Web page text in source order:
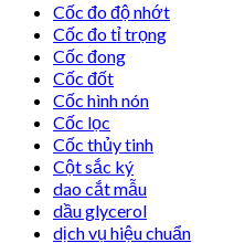
Cốc đo độ nhớt
Cốc đo tỉ trọng
Cốc đong
Cốc đốt
Cốc hình nón
Cốc lọc
Cốc thủy tinh
Cột sắc ký
dao cắt mẫu
dầu glycerol
dịch vụ hiệu chuẩn